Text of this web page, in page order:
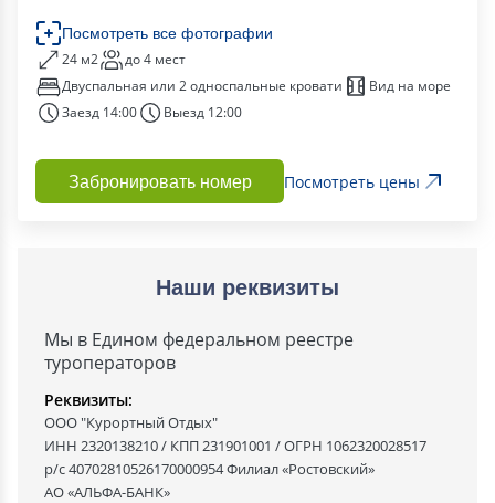
Посмотреть все фотографии
24 м2
до 4 мест
Двуспальная или 2 односпальные кровати
Вид на море
Заезд 14:00
Выезд 12:00
Забронировать номер Посмотреть цены
Наши реквизиты
Мы в Едином федеральном реестре
туроператоров
Реквизиты:
ООО "Курортный Отдых"
ИНН 2320138210 / КПП 231901001 / ОГРН 1062320028517
р/с 40702810526170000954 Филиал «Ростовский»
АО «АЛЬФА-БАНК»